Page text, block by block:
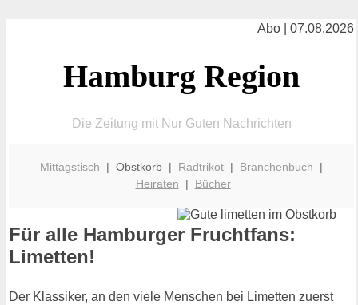
Abo | 07.08.2026
Hamburg Region
Die Zeitung mit Nur Guten Nachrichten
Mittagstisch | Obstkorb | Radtrikot | Branchenbuch |
Heiraten | Bücher
Für alle Hamburger Fruchtfans:
Limetten!
Der Klassiker, an den viele Menschen bei Limetten zuerst